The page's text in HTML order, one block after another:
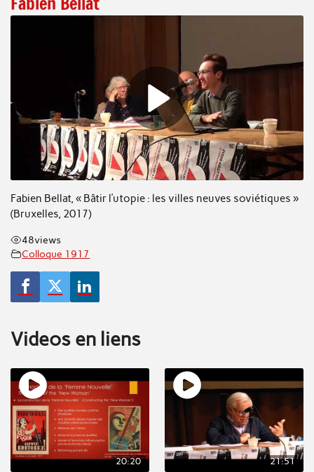
Fabien Bellat, « Bâtir l’utopie : les villes neuves soviétiques »
(Bruxelles, 2017)
48views
Colloque 1917
Videos en liens
20:20 21:51